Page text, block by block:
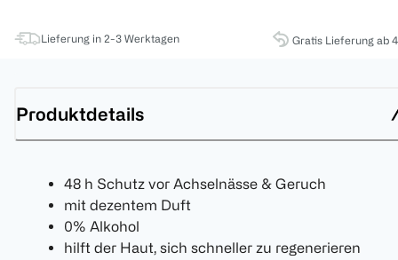
Lieferung in 2-3 Werktagen Gratis Lieferung ab
Produktdetails
48 h Schutz vor Achselnässe & Geruch
mit dezentem Duft
0% Alkohol
hilft der Haut, sich schneller zu regenerieren